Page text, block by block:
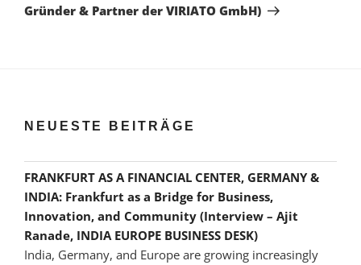
Gründer & Partner der VIRIATO GmbH)
NEUESTE BEITRÄGE
FRANKFURT AS A FINANCIAL CENTER, GERMANY &
INDIA: Frankfurt as a Bridge for Business,
Innovation, and Community (Interview – Ajit
Ranade, INDIA EUROPE BUSINESS DESK)
India, Germany, and Europe are growing increasingly